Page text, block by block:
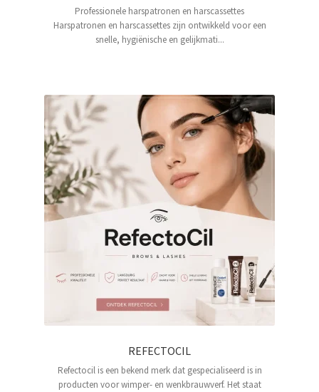
Professionele harspatronen en harscassettes
Harspatronen en harscassettes zijn ontwikkeld voor een
snelle, hygiënische en gelijkmati...
REFECTOCIL
Refectocil is een bekend merk dat gespecialiseerd is in
producten voor wimper- en wenkbrauwverf. Het staat